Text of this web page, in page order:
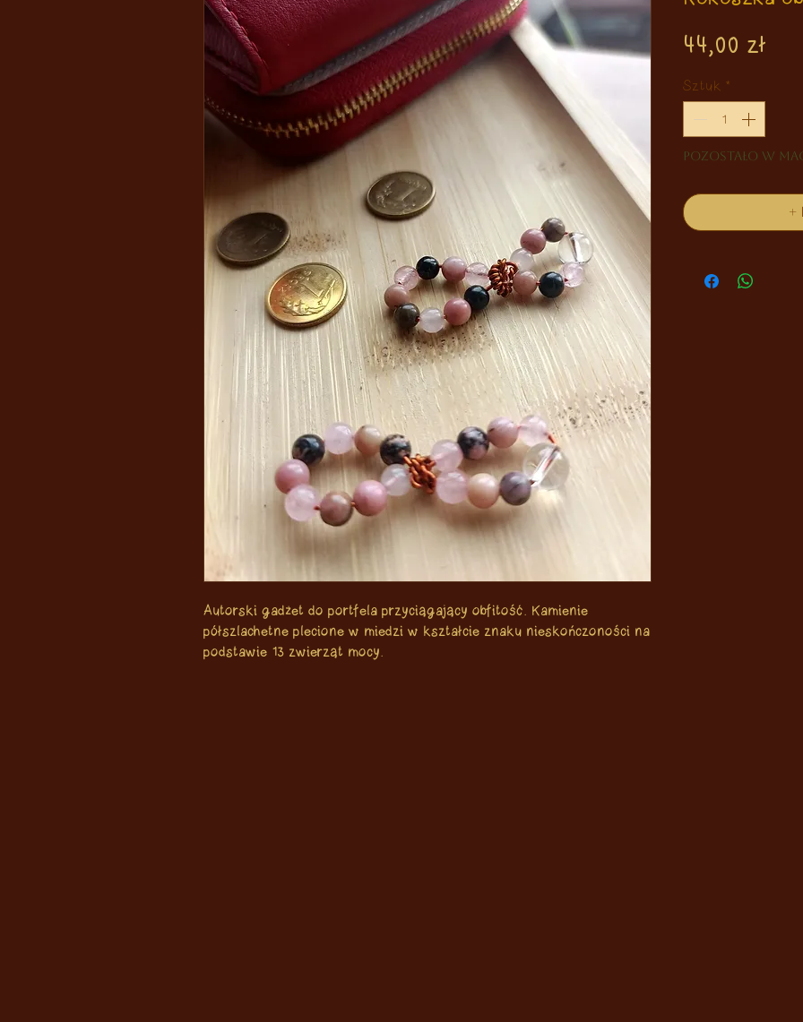
Autorski gadżet do portfela przyciągający obfitość. Kamienie
półszlachetne plecione w miedzi w kształcie znaku nieskończoności na
podstawie 13 zwierząt mocy.
44,00 zł
Sztuk *
Pozostało w
+